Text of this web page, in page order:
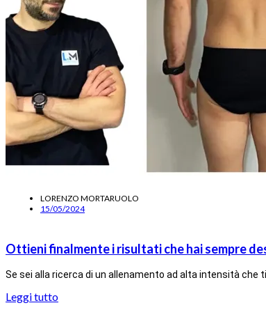
LORENZO MORTARUOLO
15/05/2024
Ottieni finalmente i risultati che hai sempre
Se sei alla ricerca di un allenamento ad alta intensità che
Leggi tutto